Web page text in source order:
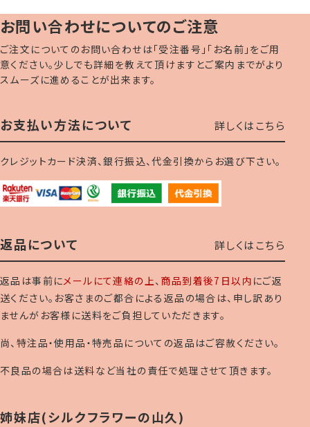
お問い合わせについてのご注意
ご注文についてのお問い合わせは「受注番号」「お名前」をご用
意ください。少しでも詳細を教えて頂けますとご案内までがより
スムーズに進めることが出来ます。
お支払い方法について 詳しくはこちら
クレジットカード決済、銀行振込、代金引換からお選び下さい。
返品について 詳しくはこちら
返品は事前にメールにて連絡の上、 商品到着後7日以内 にご返
送ください。お客さまのご都合による返品の場合は、申し訳あり
ませんがお客様に送料をご負担していただきます。
尚、特注品・使用品・特売品についての返品はご容赦ください。
不良品の場合は送料など当社の責任で処理させて頂きます。
姉妹店(シルクフラワーの山久)